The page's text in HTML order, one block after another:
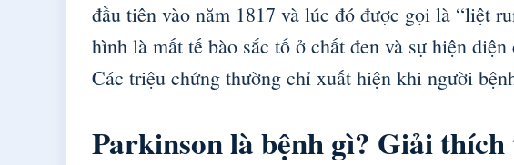
đầu tiên vào năm 1817 và lúc đó được gọi là “liệt
hình là mất tế bào sắc tố ở chất đen và sự hiện
Các triệu chứng thường chỉ xuất hiện khi người
Parkinson là bệnh gì? Giải